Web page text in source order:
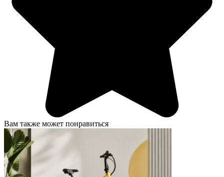
Вам также может понравиться